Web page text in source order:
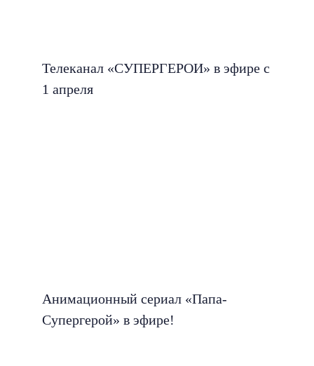
Телеканал «СУПЕРГЕРОИ» в эфире с
1 апреля
Анимационный сериал «Папа-
Супергерой» в эфире!